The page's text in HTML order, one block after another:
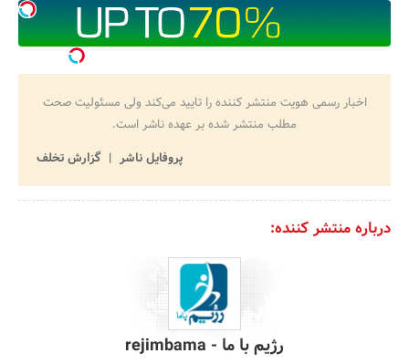
اخبار رسمی هویت منتشر کننده را تایید می‌کند ولی مسئولیت صحت
مطلب منتشر شده بر عهده ناشر است.
پروفایل ناشر
گزارش تخلف
درباره منتشر کننده:
رژیم با ما - rejimbama